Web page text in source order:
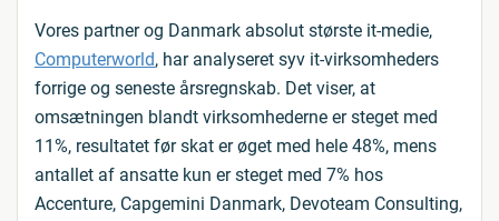
Vores partner og Danmark absolut største it-medie,
Computerworld, har analyseret syv it-virksomheders
forrige og seneste årsregnskab. Det viser, at
omsætningen blandt virksomhederne er steget med
11%, resultatet før skat er øget med hele 48%, mens
antallet af ansatte kun er steget med 7% hos
Accenture, Capgemini Danmark, Devoteam Consulting,